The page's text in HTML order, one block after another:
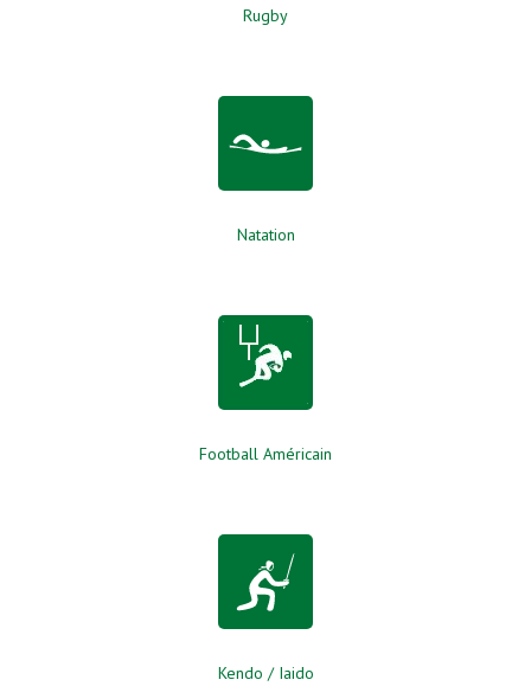
Rugby
Natation
Football Américain
Kendo / Iaido